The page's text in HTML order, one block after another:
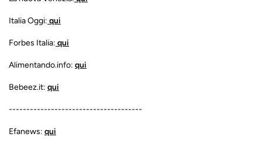
Italia Oggi: qui
Forbes Italia: qui
Alimentando.info: qui
Bebeez.it: qui
--------------------------------------
Efanews: qui